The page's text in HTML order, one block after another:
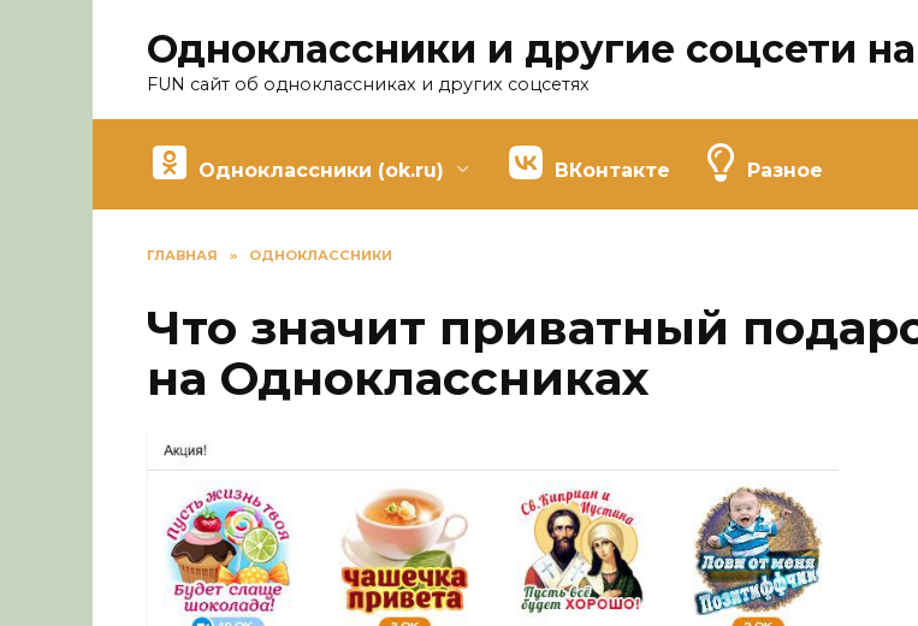
Одноклассники и другие соцсети
FUN сайт об одноклассниках и других соцсетях
Одноклассники (ok.ru) ВКонтакте Разное
ГЛАВНАЯ » ОДНОКЛАССНИКИ
Что значит приватный
на Одноклассниках